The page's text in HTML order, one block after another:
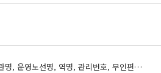
코레일 역사들의 즉석사진기에 대한 데이터로 철도운영기관명, 운영노선명, 역명, 관리번호, 무인편의시설구분, 크기코드, 지상지하구분, 역층, 상세위치, 시설수, 이용요금, 운영사, 전화번호, 데이터 기준일자, 참고사항이 있습니다.